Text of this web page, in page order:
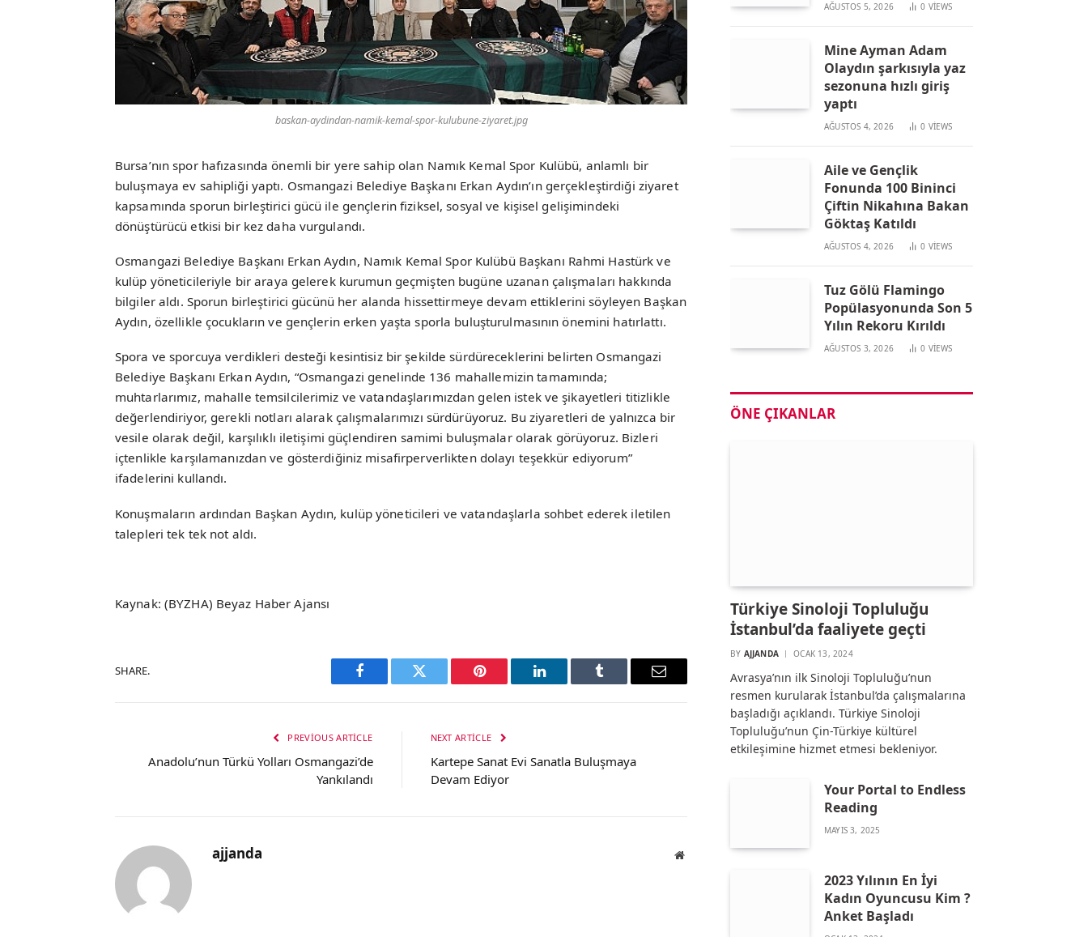
baskan-aydindan-namik-kemal-spor-kulubune-ziyaret.jpg
Bursa’nın spor hafızasında önemli bir yere sahip olan Namık Kemal Spor Kulübü, anlamlı bir
buluşmaya ev sahipliği yaptı. Osmangazi Belediye Başkanı Erkan Aydın’ın gerçekleştirdiği ziyaret
kapsamında sporun birleştirici gücü ile gençlerin fiziksel, sosyal ve kişisel gelişimindeki
dönüştürücü etkisi bir kez daha vurgulandı.
Osmangazi Belediye Başkanı Erkan Aydın, Namık Kemal Spor Kulübü Başkanı Rahmi Hastürk ve
kulüp yöneticileriyle bir araya gelerek kurumun geçmişten bugüne uzanan çalışmaları hakkında
bilgiler aldı. Sporun birleştirici gücünü her alanda hissettirmeye devam ettiklerini söyleyen Başkan
Aydın, özellikle çocukların ve gençlerin erken yaşta sporla buluşturulmasının önemini hatırlattı.
Spora ve sporcuya verdikleri desteği kesintisiz bir şekilde sürdüreceklerini belirten Osmangazi
Belediye Başkanı Erkan Aydın, “Osmangazi genelinde 136 mahallemizin tamamında;
muhtarlarımız, mahalle temsilcilerimiz ve vatandaşlarımızdan gelen istek ve şikayetleri titizlikle
değerlendiriyor, gerekli notları alarak çalışmalarımızı sürdürüyoruz. Bu ziyaretleri de yalnızca bir
vesile olarak değil, karşılıklı iletişimi güçlendiren samimi buluşmalar olarak görüyoruz. Bizleri
içtenlikle karşılamanızdan ve gösterdiğiniz misafirperverlikten dolayı teşekkür ediyorum”
ifadelerini kullandı.
Konuşmaların ardından Başkan Aydın, kulüp yöneticileri ve vatandaşlarla sohbet ederek iletilen
talepleri tek tek not aldı.
Kaynak: (BYZHA) Beyaz Haber Ajansı
SHARE.
Facebook Twitter Pinterest LinkedIn Tumblr Email
PREVIOUS ARTICLE
Anadolu’nun Türkü Yolları Osmangazi’de
Yankılandı
NEXT ARTICLE
Kartepe Sanat Evi Sanatla Buluşmaya
Devam Ediyor
ajjanda Website
AĞUSTOS 5, 2026 0 VIEWS
Mine Ayman Adam
Olaydın şarkısıyla yaz
sezonuna hızlı giriş
yaptı
AĞUSTOS 4, 2026 0 VIEWS
Aile ve Gençlik
Fonunda 100 Bininci
Çiftin Nikahına Bakan
Göktaş Katıldı
AĞUSTOS 4, 2026 0 VIEWS
Tuz Gölü Flamingo
Popülasyonunda Son 5
Yılın Rekoru Kırıldı
AĞUSTOS 3, 2026 0 VIEWS
ÖNE ÇIKANLAR
Türkiye Sinoloji Topluluğu
İstanbul’da faaliyete geçti
BY AJJANDA OCAK 13, 2024
Avrasya’nın ilk Sinoloji Topluluğu’nun
resmen kurularak İstanbul’da çalışmalarına
başladığı açıklandı. Türkiye Sinoloji
Topluluğu’nun Çin-Türkiye kültürel
etkileşimine hizmet etmesi bekleniyor.
Your Portal to Endless
Reading
MAYIS 3, 2025
2023 Yılının En İyi
Kadın Oyuncusu Kim ?
Anket Başladı